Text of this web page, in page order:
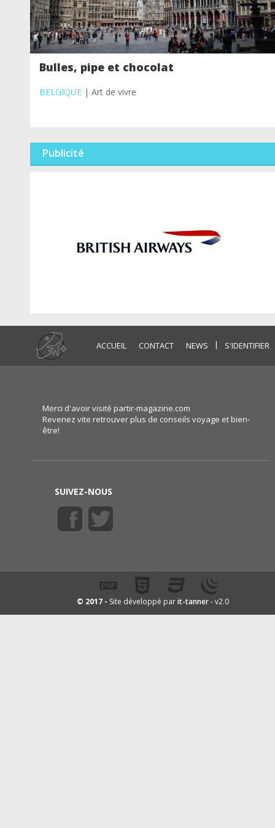
Bulles, pipe et chocolat
BELGIQUE| Art de vivre
Publicité
ACCUEIL CONTACT NEWS | S'IDENTIFIER
Merci d'avoir visité partir-magazine.com
Revenez vite retrouver plus de conseils voyage et bien-
être!
SUIVEZ-NOUS
© 2017 - Site développé parit-tanner- v2.0